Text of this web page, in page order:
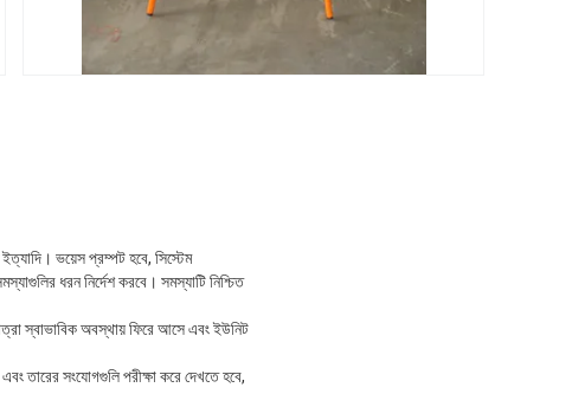
ভয়েস প্রম্পট হবে, সিস্টেম
ধরন নির্দেশ করবে। সমস্যাটি নিশ্চিত
স্বাভাবিক অবস্থায় ফিরে আসে এবং ইউনিট
তারের সংযোগগুলি পরীক্ষা করে দেখতে হবে,